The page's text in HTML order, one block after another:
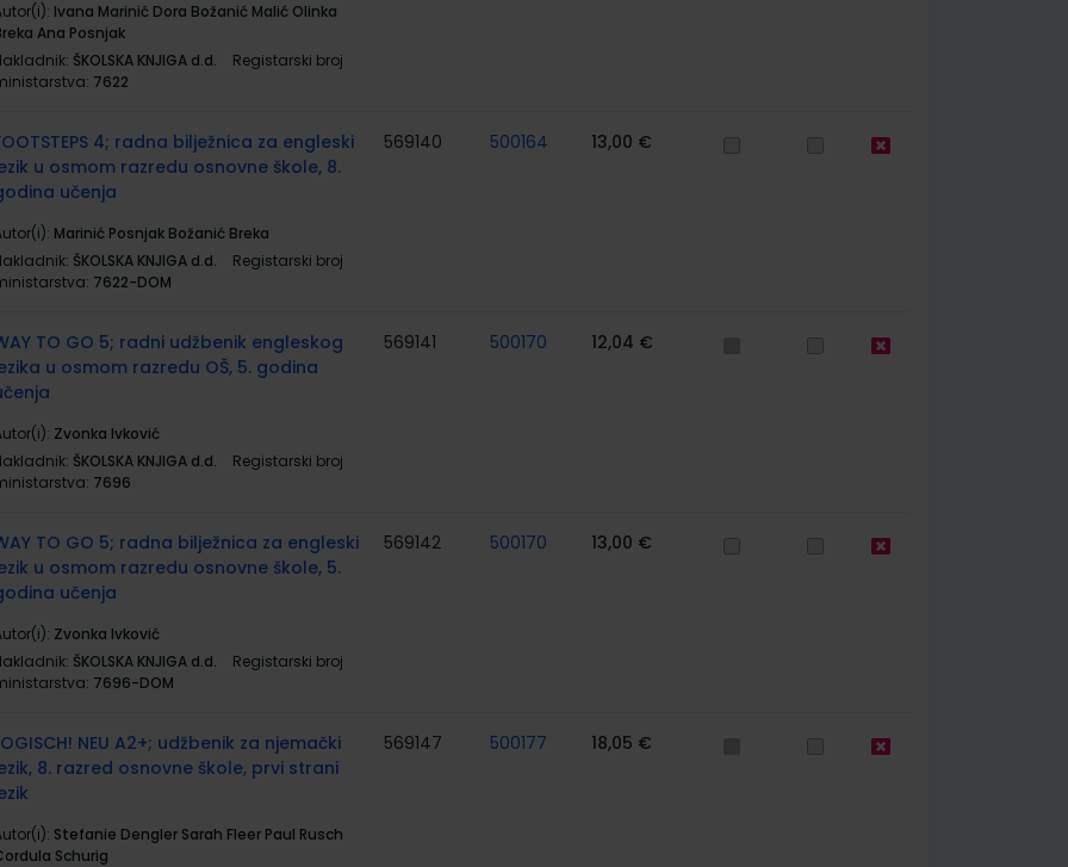
Ivana Marinić Dora Božanić Malić Olinka
Ana Posnjak
ŠKOLSKA KNJIGA d.d.
Registarski broj
7622
4; radna bilježnica za engleski
u osmom razredu osnovne škole, 8.
učenja
Marinić Posnjak Božanić Breka
ŠKOLSKA KNJIGA d.d.
Registarski broj
7622-DOM
569140 500164 13,00 €
TO GO 5; radni udžbenik engleskog
u osmom razredu OŠ, 5. godina
Zvonka Ivković
ŠKOLSKA KNJIGA d.d.
Registarski broj
7696
569141 500170 12,04 €
TO GO 5; radna bilježnica za engleski
u osmom razredu osnovne škole, 5.
učenja
Zvonka Ivković
ŠKOLSKA KNJIGA d.d.
Registarski broj
7696-DOM
569142 500170 13,00 €
NEU A2+; udžbenik za njemački
8. razred osnovne škole, prvi strani
Stefanie Dengler Sarah Fleer Paul Rusch
Schurig
569147 500177 18,05 €